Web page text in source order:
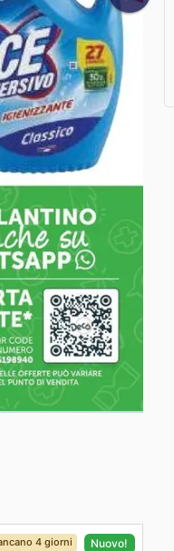
4 giorni Nuovo!